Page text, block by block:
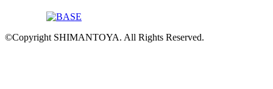
©Copyright SHIMANTOYA. All Rights Reserved.